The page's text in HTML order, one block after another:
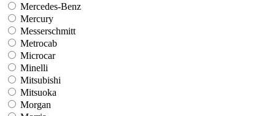
Mercedes-Benz
Mercury
Messerschmitt
Metrocab
Microcar
Minelli
Mitsubishi
Mitsuoka
Morgan